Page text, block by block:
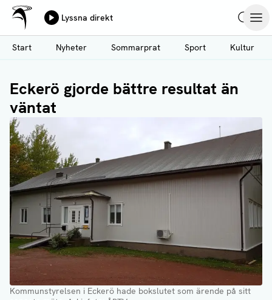
Hoppa
till
huvudinnehåll
Ålands Radio & TV
Lyssna direkt
Start
Nyheter Sommarprat Sport Kultur
Eckerö gjorde bättre resultat än
väntat
Kommunstyrelsen i Eckerö hade bokslutet som ärende på sitt